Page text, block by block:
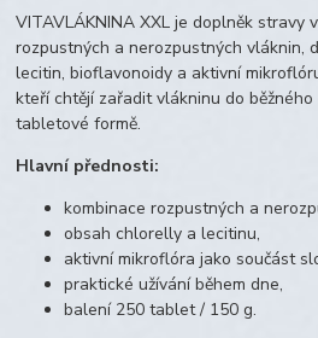
VITAVLÁKNINA XXL je doplněk stravy
rozpustných a nerozpustných vláknin,
lecitin, bioflavonoidy a aktivní
kteří chtějí zařadit vlákninu do
tabletové formě.
Hlavní přednosti:
kombinace rozpustných a
obsah chlorelly a lecitinu,
aktivní mikroflóra jako součást
praktické užívání během dne,
balení 250 tablet / 150 g.